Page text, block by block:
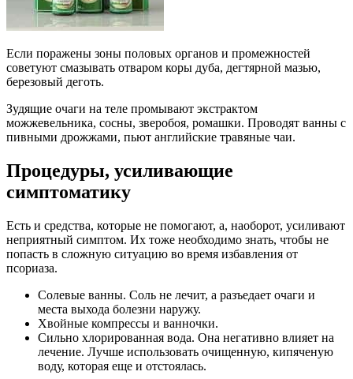
Если поражены зоны половых органов и промежностей
советуют смазывать отваром коры дуба, дегтярной мазью,
березовый деготь.
Зудящие очаги на теле промывают экстрактом
можжевельника, сосны, зверобоя, ромашки. Проводят ванны с
пивными дрожжами, пьют английские травяные чаи.
Процедуры, усиливающие
симптоматику
Есть и средства, которые не помогают, а, наоборот, усиливают
неприятный симптом. Их тоже необходимо знать, чтобы не
попасть в сложную ситуацию во время избавления от
псориаза.
Солевые ванны. Соль не лечит, а разъедает очаги и
места выхода болезни наружу.
Хвойные компрессы и ванночки.
Сильно хлорированная вода. Она негативно влияет на
лечение. Лучше использовать очищенную, кипяченую
воду, которая еще и отстоялась.